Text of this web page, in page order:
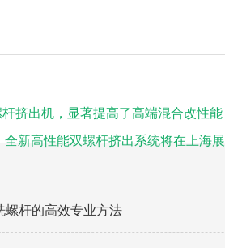
挤出机，显著提高了高端混合改性能
新高性能双螺杆挤出系统将在上海展
杆的高效专业方法